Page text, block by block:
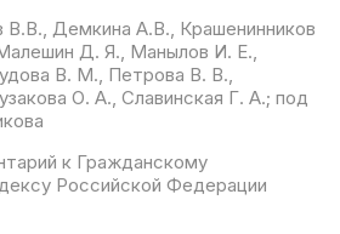
В.В., Демкина А.В., Крашенинников
Д. Я., Манылов И. Е.,
В. М., Петрова В. В.,
О. А., Славинская Г. А.; под
к Гражданскому
Российской Федерации